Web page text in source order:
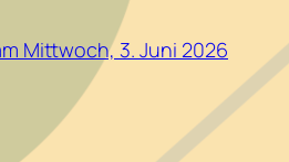
Mittwoch, 3. Juni 2026